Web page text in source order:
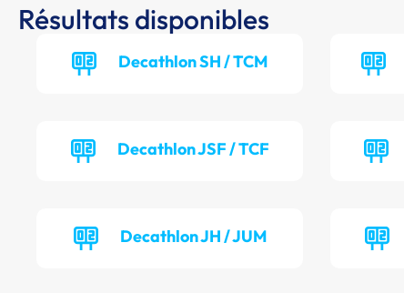
Résultats disponibles
Decathlon SH / TCM
Decathlon JSF / TCF
Decathlon JH / JUM